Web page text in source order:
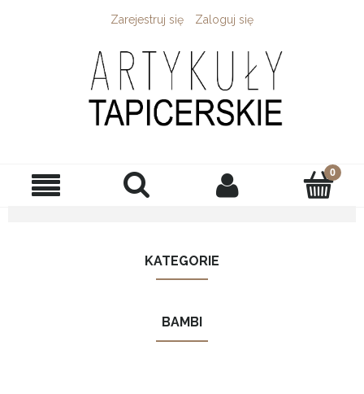
Zarejestruj się Zaloguj się
KATEGORIE
BAMBI